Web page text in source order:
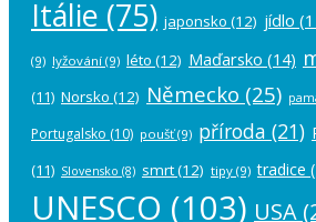
Itálie (75) japonsko (12) jídlo
(9) lyžování (9) léto (12) Maďarsko (14)
(11) Norsko (12) Německo (25)
Portugalsko (10) poušť(9) příroda (21)
(11) Slovensko (8) smrt(12) tipy (9) tradice
UNESCO (103) USA